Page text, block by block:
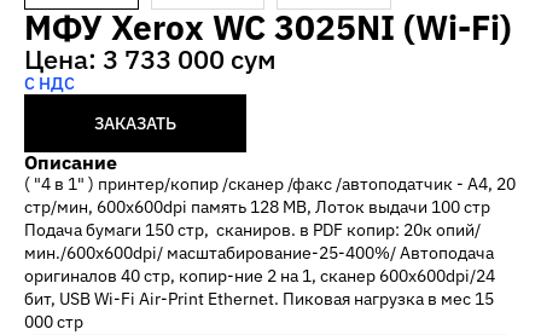
МФУ Xerox WC 3025NI (Wi-Fi)
Цена: 3 733 000 сум
С НДС
ЗАКАЗАТЬ
Описание
( "4 в 1" ) принтер/копир /сканер /факс /автоподатчик - А4, 20
стр/мин, 600x600dpi память 128 MB, Лоток выдачи 100 стр
Подача бумаги 150 стр, сканиров. в PDF копир: 20к опий/
мин./600x600dpi/ масштабирование-25-400%/ Автоподача
оригиналов 40 стр, копир-ние 2 на 1, сканер 600x600dpi/24
бит, USB Wi-Fi Air-Print Ethernet. Пиковая нагрузка в мес 15
000 стр